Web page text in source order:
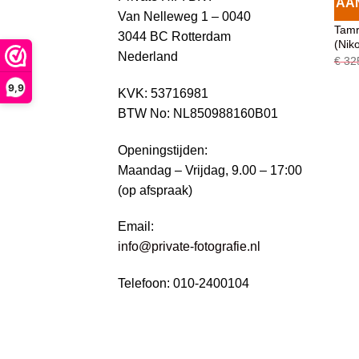
9,9
Van Nelleweg 1 – 0040
3044 BC Rotterdam
Nederland
KVK: 53716981
BTW No: NL850988160B01
Openingstijden:
Maandag – Vrijdag, 9.00 – 17:00
(op afspraak)
Email:
info@private-fotografie.nl
Telefoon: 010-2400104
€